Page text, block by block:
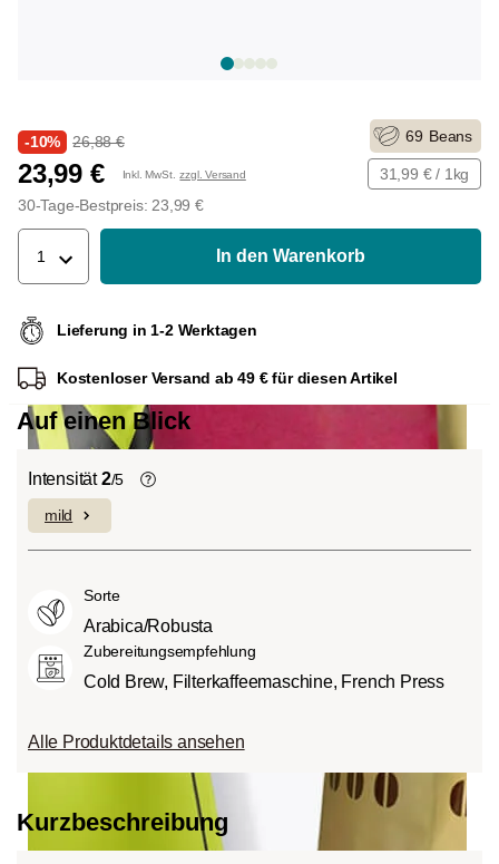
-10% 26,88 €
23,99 € Inkl. MwSt. zzgl. Versand
30-Tage-Bestpreis: 23,99 €
69 Beans
31,99 € / 1kg
1 In den Warenkorb
Lieferung in 1-2 Werktagen
Kostenloser Versand ab 49 € für diesen Artikel
Auf einen Blick
Intensität2/5
Die individuellen Aromen der
fein (1) oder aber auch besonders
intensiv und kräftig (5) schmecken kann.
mild
Sorte
Arabica/Robusta
Zubereitungsempfehlung
Cold Brew, Filterkaffeemaschine, French Press
Alle Produktdetails ansehen
Kurzbeschreibung